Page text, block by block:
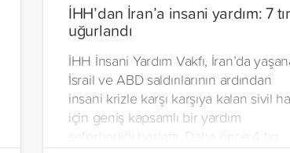
İHH’dan İran’a insani yardım: 7 tır
uğurlandı
İHH İnsani Yardım Vakfı, İran’da
İsrail ve ABD saldırılarının ardından
insani krizle karşı karşıya kalan sivil
için geniş kapsamlı bir yardım
seferberliği başlattı. Daha önce 4 tırı